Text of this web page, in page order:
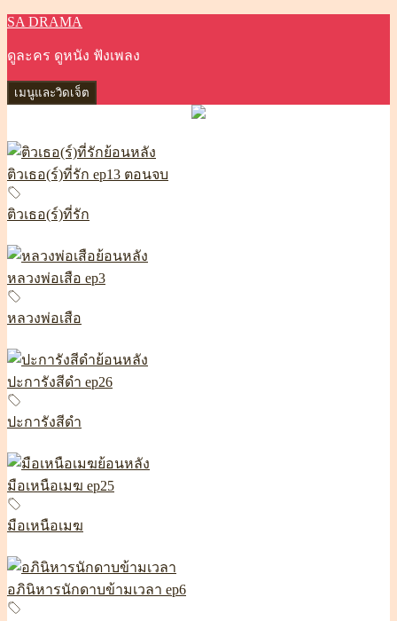
ข้าม
ยัง
เนื้อหา
SA DRAMA
ดูละคร ดูหนัง ฟังเพลง
เมนูและวิดเจ็ต
ติวเธอ(ร์)ที่รัก ep13 ตอนจบ
ติวเธอ(ร์)ที่รัก
หลวงพ่อเสือ ep3
หลวงพ่อเสือ
ปะการังสีดำ ep26
ปะการังสีดำ
มือเหนือเมฆ ep25
มือเหนือเมฆ
อภินิหารนักดาบข้ามเวลา ep6